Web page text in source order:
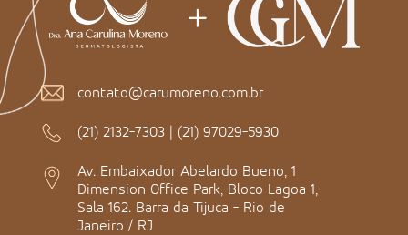
contato@carumoreno.com.br
(21) 2132-7303 | (21) 97029-5930
Av. Embaixador Abelardo Bueno, 1
Dimension Office Park, Bloco Lagoa 1,
Sala 162. Barra da Tijuca - Rio de
Janeiro / RJ